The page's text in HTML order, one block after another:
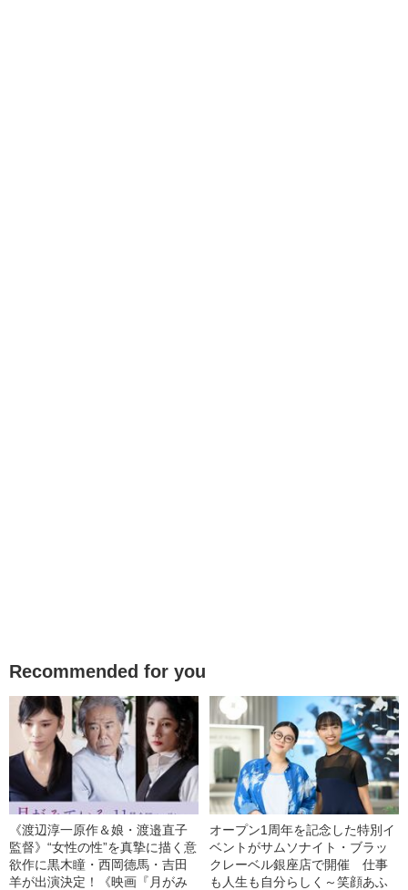
Recommended for you
《渡辺淳一原作＆娘・渡邉直子
監督》“女性の性”を真摯に描く意
欲作に黒木瞳・西岡德馬・吉田
羊が出演決定！《映画『月がみ
オープン1周年を記念した特別イ
ベントがサムソナイト・ブラッ
クレーベル銀座店で開催 仕事
も人生も自分らしく～笑顔あふ